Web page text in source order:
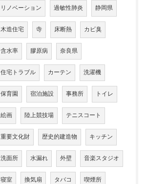
リノベーション 過敏性肺炎 静岡県
木造住宅 寺 床断熱 カビ臭
含水率 膠原病 奈良県
住宅トラブル カーテン 洗濯機
保育園 宿泊施設 事務所 トイレ
絵画 陸上競技場 テニスコート
重要文化財 歴史的建造物 キッチン
洗面所 水漏れ 外壁 音楽スタジオ
寝室 換気扇 タバコ 喫煙所